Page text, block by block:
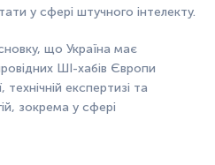
у сфері штучного інтелекту.
що Україна має
ШI-хабів Європи
технічній експертизі та
зокрема у сфері